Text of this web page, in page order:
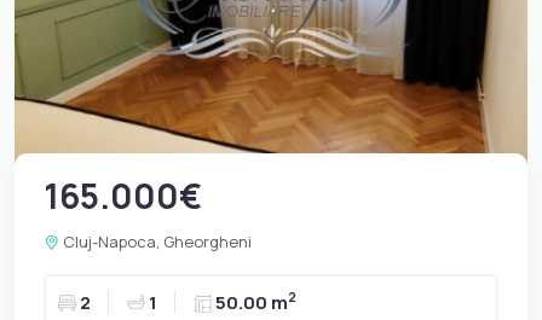
165.000€
Cluj-Napoca, Gheorgheni
2 1 50.00 m2